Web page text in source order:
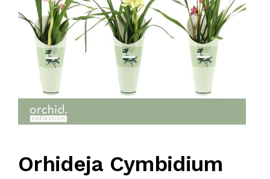
PRSKALICA LEĐNA
PRSKALICE
PERAČ
Orhideja Cymbidium